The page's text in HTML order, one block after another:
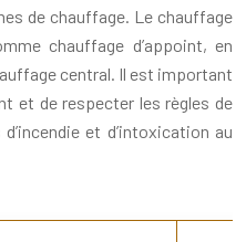
de chauffage. Le chauffage
chauffage d’appoint, en
central. Il est important
et de respecter les règles de
et d’intoxication au